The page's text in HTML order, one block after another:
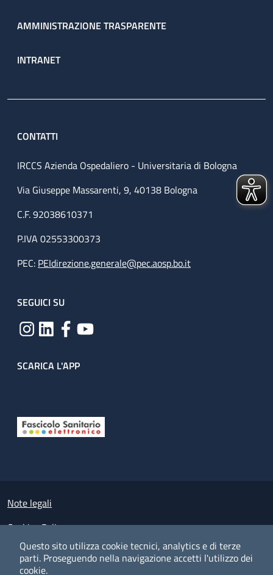
Questo sito utilizza cookie tecnici, analytics e di terze
parti. Proseguendo nella navigazione accetti l'utilizzo dei
cookie.
AMMINISTRAZIONE TRASPARENTE
INTRANET
CONTATTI
IRCCS Azienda Ospedaliero - Universitaria di Bologna
Via Giuseppe Massarenti, 9, 40138 Bologna
C.F. 92038610371
P.IVA 02553300373
PEC: PEIdirezione.generale@pec.aosp.bo.it
SEGUICI SU
SCARICA L'APP
Small prints
Note legali
Cookies Policy
Policy privacy e protezione del dato personale